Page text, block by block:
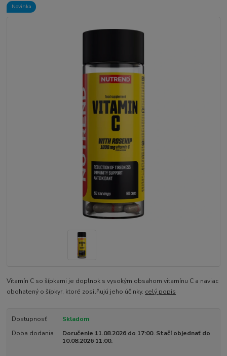
Novinka
Vitamín C so šípkami je doplnok s vysokým obsahom vitamínu C a naviac
obohatený o šípkyr, ktoré zosilňujú jeho účinky. celý popis
Dostupnosť
Skladom
Doba dodania
Doručenie 11.08.2026 do 17:00. Stačí objednať do
10.08.2026 11:00.